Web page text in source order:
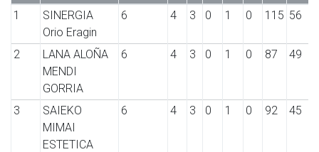
1
SINERGIA
Orio Eragin
6 4 3 0 1 0 115 56
2
LANA ALOÑA
MENDI
GORRIA
6 4 3 0 1 0 87 49
3
SAIEKO
MIMAI
ESTETICA
6 4 3 0 1 0 92 45